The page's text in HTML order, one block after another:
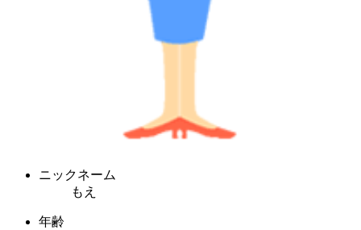
ニックネーム
もえ
年齢